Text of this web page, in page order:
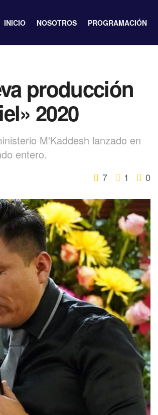
INICIO NOSOTROS PROGRAMACIÓN
producción
2020
M'Kaddesh lanzado en
entero.
7 1 0